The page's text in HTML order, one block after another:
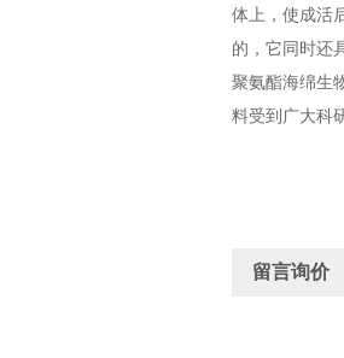
体上，使成活
的，它同时还
聚氨酯海绵生
料受到广大科
留言询价